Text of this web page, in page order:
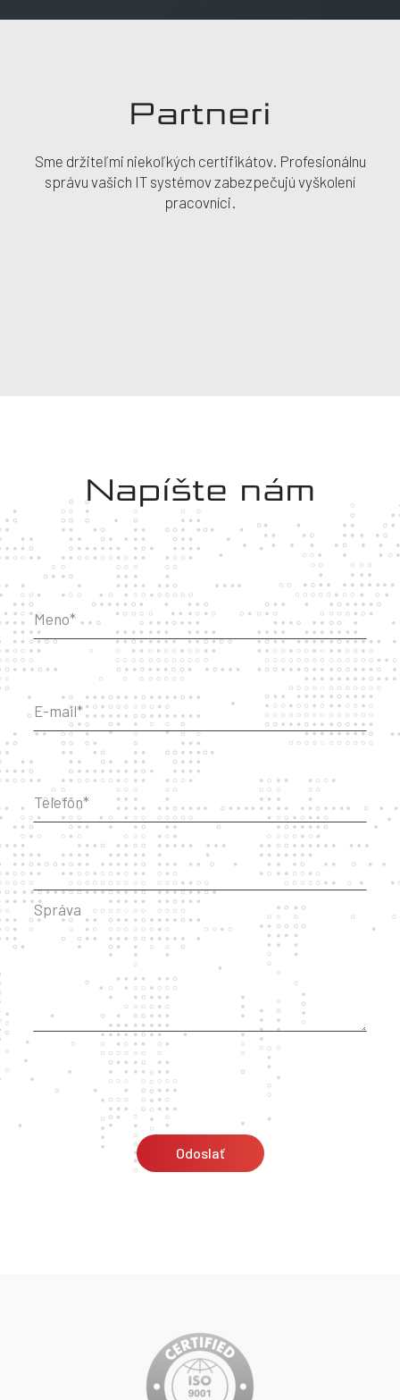
Partneri
Sme držiteľmi niekoľkých certifikátov. Profesionálnu
správu vašich IT systémov zabezpečujú vyškolení
pracovníci.
Napíšte nám